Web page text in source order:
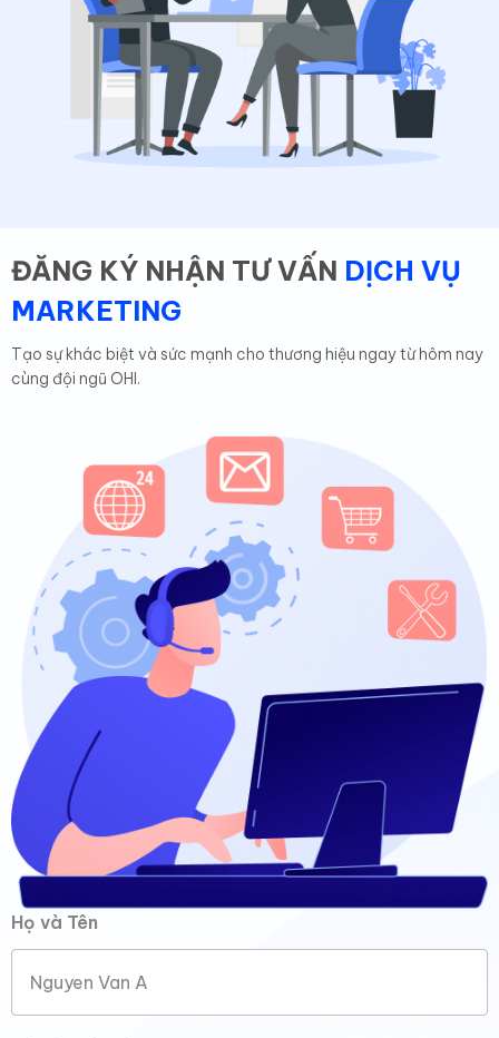
Bất động sản
Tôi rất ấn tượng với việc OHI không ngừng
đề xuất những chiến lược mới và tiên tiến
nhất. Họ không ngừng cải thiện và thích
nghi với thị trường động đầy thách thức.
Gym Hero Club
Trung tâm thể hình
tiếp cận Marketing online. Chiến lược của
họ không chỉ tập trung vào việc tăng
doanh số bán hàng mà còn tạo ra một
cộng đồng chung quanh thương hiệu của
chúng tôi. Sự tinh tế và hiệu quả của họ là
điểm mạnh.
3T Academy
Trường học
Tôi rất ấn tượng với cách OHI sử dụng các
kênh Marketing online khác nhau một cách
thông minh và hiệu quả. Họ đã đưa ra một
chiến lược toàn diện, kết hợp SEO, quảng
cáo trên mạng xã hội và nội dung chất
Dynamic Miền Trung
ĐĂNG KÝ NHẬN TƯ VẤN DỊCH VỤ
MARKETING
Tạo sự khác biệt và sức mạnh cho thương hiệu ngay từ hôm nay
cùng đội ngũ OHI.
Họ và Tên